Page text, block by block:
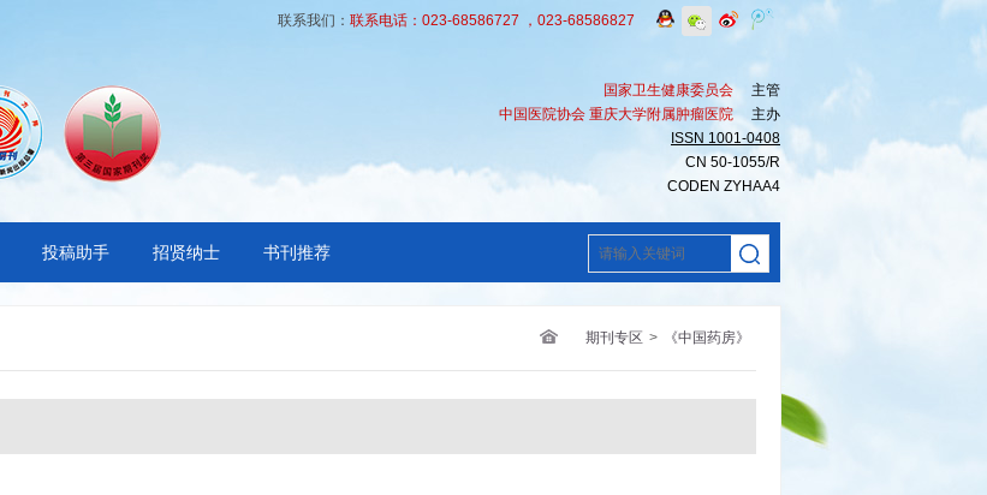
联系我们： 联系电话：023-68586727 ，023-68586827
国家卫生健康委员会
主管
中国医院协会 重庆大学附属肿瘤医院
主办
ISSN 1001-0408
CN 50-1055/R
CODEN ZYHAA4
投稿助手 招贤纳士 书刊推荐
期刊专区 > 《中国药房》